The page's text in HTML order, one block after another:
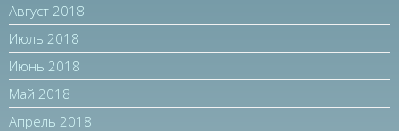
Август 2018
Июль 2018
Июнь 2018
Май 2018
Апрель 2018